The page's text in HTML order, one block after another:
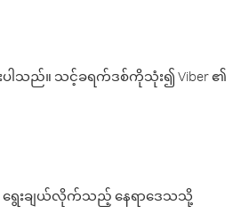
သည်။ သင့်ခရက်ဒစ်ကိုသုံး၍ Viber ၏
ရွေးချယ်လိုက်သည့် နေရာဒေသသို့